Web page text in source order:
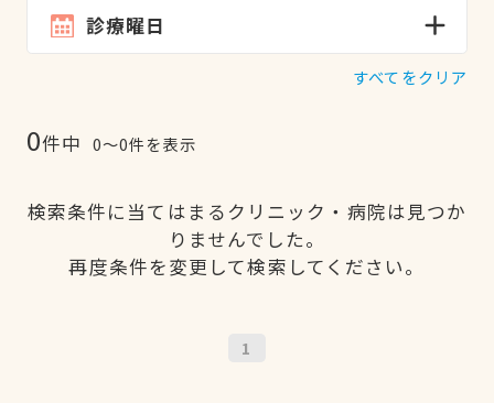
診療曜日
すべてをクリア
0件中 0〜0件を表示
検索条件に当てはまるクリニック・病院は見つか
りませんでした。
再度条件を変更して検索してください。
1